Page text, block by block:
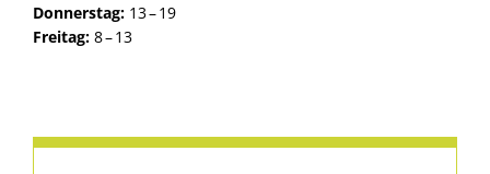
Donnerstag: 13 – 19
Freitag: 8 – 13